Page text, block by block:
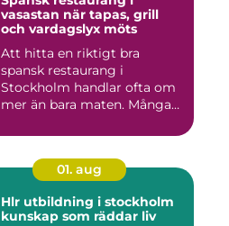
vasastan när tapas, grill
och vardagslyx möts
Att hitta en riktigt bra
spansk restaurang i
Stockholm handlar ofta om
mer än bara maten. Många
01. aug
Hlr utbildning i stockholm
kunskap som räddar liv